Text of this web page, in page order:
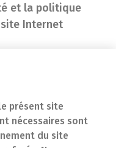
présent site
nécessaires sont
du site
et la politique
Internet
d'urgence